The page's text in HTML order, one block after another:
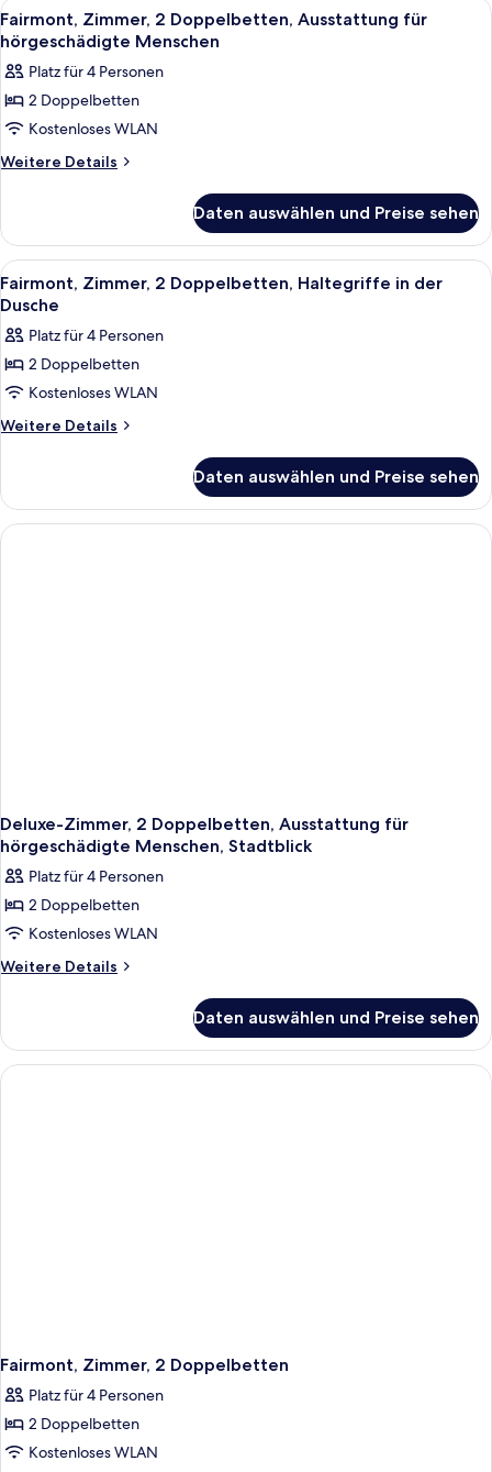
rollstuhlgeeignete
Dusche
Alle
Fotos
Fairmont,
Zimmer,
2 Doppelbetten,
Ausstattung
Menschen
anzeigen
1
Fairmont, Zimmer, 2 Doppelbetten, Ausstattung für
hörgeschädigte Menschen
Platz für 4 Personen
2 Doppelbetten
Kostenloses WLAN
Weitere Details
Weitere
Zimmer,
2 Doppelbetten,
Ausstattung
für
Menschen
Daten auswählen und Preise sehen
Alle
Fotos
Fairmont,
Zimmer,
2 Doppelbetten,
Haltegriffe
Dusche
anzeigen
Ein Hotelzimmer mit Bett, Sessel,
1
Fairmont, Zimmer, 2 Doppelbetten, Haltegriffe in der
Dusche
Platz für 4 Personen
2 Doppelbetten
Kostenloses WLAN
Weitere Details
Weitere
Zimmer,
2 Doppelbetten,
Haltegriffe
Daten auswählen und Preise sehen
Deluxe-Zimmer, 2 Doppelbetten, Ausstattung für
hörgeschädigte Menschen, Stadtblick
Platz für 4 Personen
2 Doppelbetten
Kostenloses WLAN
Weitere Details
Weitere
Zimmer,
2 Doppelbetten,
Ausstattung
Daten auswählen und Preise sehen
Fairmont, Zimmer, 2 Doppelbetten
Platz für 4 Personen
2 Doppelbetten
Kostenloses WLAN